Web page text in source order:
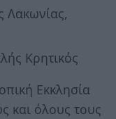
Λακωνίας,
Κρητικός
Εκκλησία
και όλους τους